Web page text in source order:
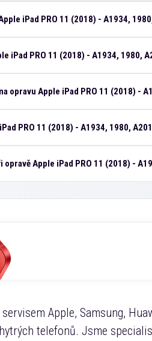
iPad PRO 11 (2018) - A1934,
iPad PRO 11 (2018) - A1934, 1980,
opravu Apple iPad PRO 11 (2018) -
PRO 11 (2018) - A1934, 1980,
Apple iPad PRO 11 (2018) -
Apple, Samsung,
telefonů. Jsme